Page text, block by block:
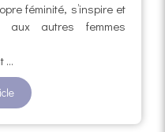
féminité, s’inspire et
autres femmes
...